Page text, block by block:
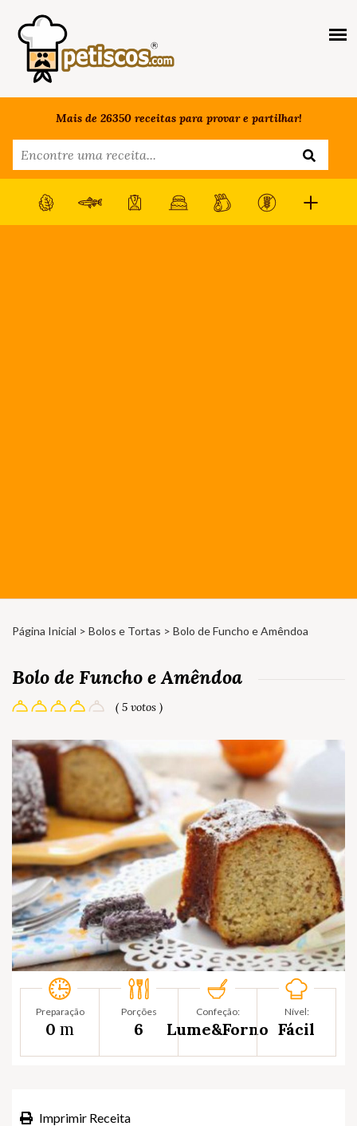
Mais de 26350 receitas para provar e partilhar!
Página Inicial > Bolos e Tortas > Bolo de Funcho e Amêndoa
Bolo de Funcho e Amêndoa
( 5 votos )
Preparação
0 m
Porções
6
Confeção:
Lume&Forno
Nível:
Fácil
Imprimir Receita